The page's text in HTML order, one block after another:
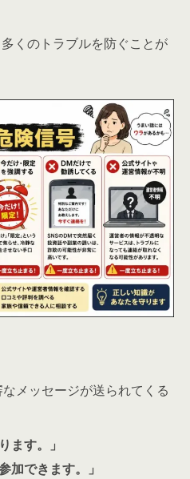
くのトラブルを防ぐことが
メッセージが送られてくる
ます。」
加できます。」